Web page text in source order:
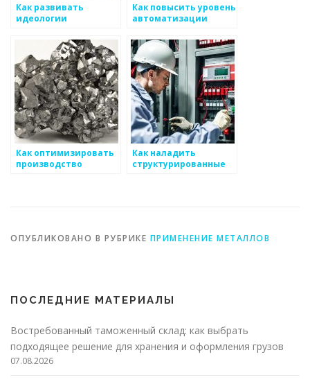
Как развивать
идеологии
ведения бизнес-
процессов по
металоизделиям
Как повысить уровень
автоматизации
снижения затрат по
металоизделиям
Как оптимизировать
производство
Как наладить
структурированные
ОПУБЛИКОВАНО В РУБРИКЕ ПРИМЕНЕНИЕ МЕТАЛЛОВ
ПОСЛЕДНИЕ МАТЕРИАЛЫ
Востребованный таможенный склад: как выбрать
подходящее решение для хранения и оформления грузов
07.08.2026